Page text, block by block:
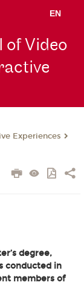
EN
Video
Experiences
degree,
conducted in
members of